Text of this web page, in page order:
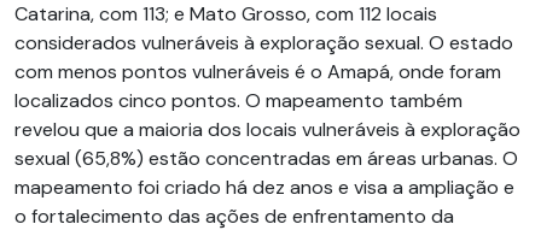
Catarina, com 113; e Mato Grosso, com 112 locais
considerados vulneráveis à exploração sexual. O estado
com menos pontos vulneráveis é o Amapá, onde foram
localizados cinco pontos. O mapeamento também
revelou que a maioria dos locais vulneráveis à exploração
sexual (65,8%) estão concentradas em áreas urbanas. O
mapeamento foi criado há dez anos e visa a ampliação e
o fortalecimento das ações de enfrentamento da